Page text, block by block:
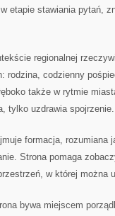
etapie stawiania pytań,
regionalnej
rodzina, codzienny
także w rytmie
tylko uzdrawia spojrzenie.
formacja, rozumiana
Strona pomaga
w której można
bywa miejscem